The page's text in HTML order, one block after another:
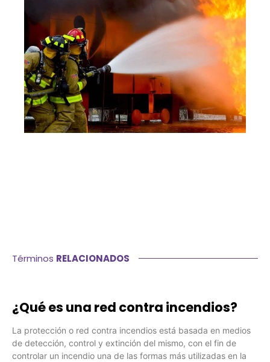
Términos RELACIONADOS
¿Qué es una red contra incendios?
La protección o red contra incendios está basada en medios
de detección, control y extinción del mismo, con el fin de
controlar un incendio una de las formas más utilizadas en la